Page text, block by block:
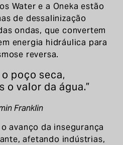
Water e a Oneka estão
de dessalinização
ondas, que convertem
energia hidráulica para
reversa.
o poço seca,
o valor da água.”
Franklin
avanço da insegurança
afetando indústrias,